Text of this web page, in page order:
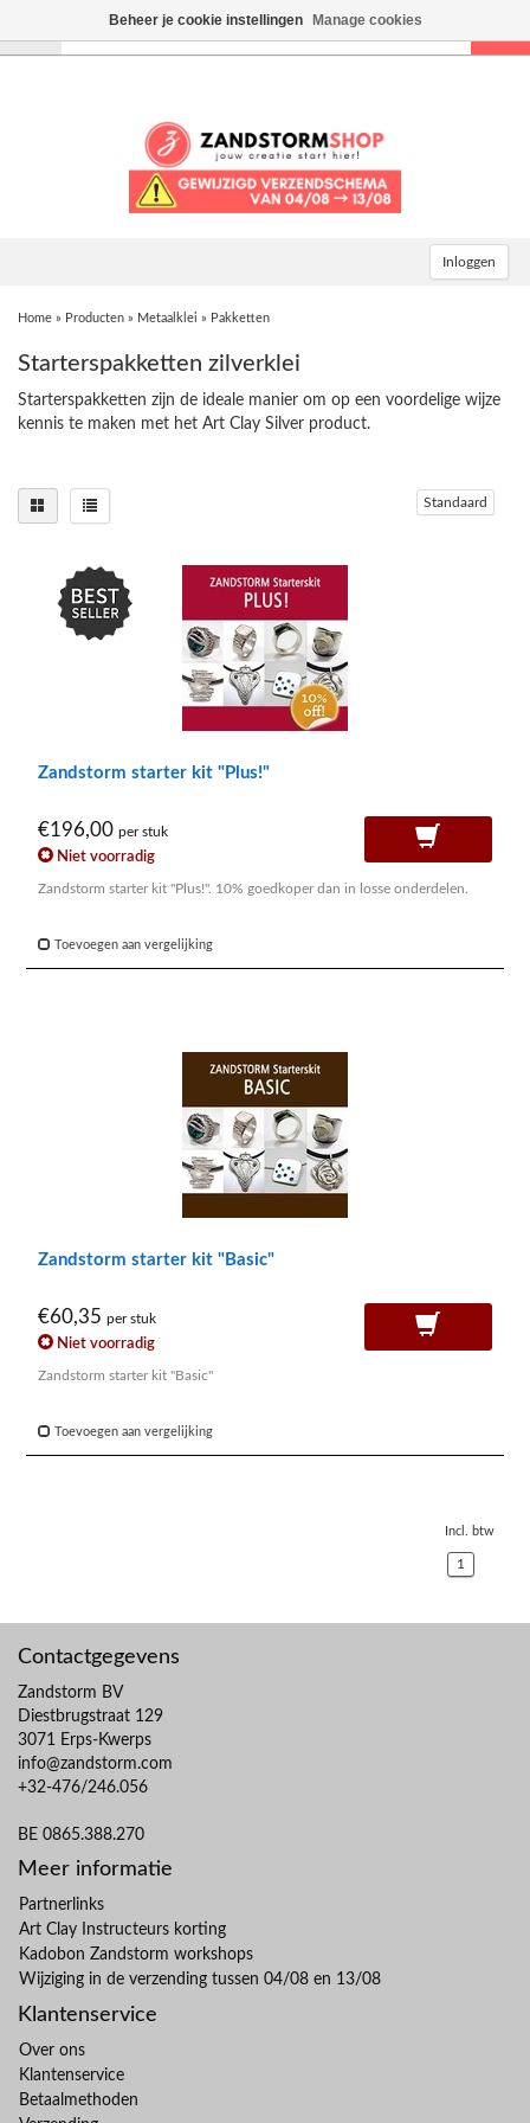
Inloggen
Home » Producten » Metaalklei » Pakketten
Starterspakketten zilverklei
Starterspakketten zijn de ideale manier om op een voordelige wijze
kennis te maken met het Art Clay Silver product.
Standaard
Zandstorm starter kit "Plus!"
€196,00 per stuk
Niet voorradig
Zandstorm starter kit "Plus!". 10% goedkoper dan in losse onderdelen.
Toevoegen aan vergelijking
Zandstorm starter kit "Basic"
€60,35 per stuk
Niet voorradig
Zandstorm starter kit "Basic"
Toevoegen aan vergelijking
Incl. btw
1
Contactgegevens
Zandstorm BV
Diestbrugstraat 129
3071 Erps-Kwerps
info@zandstorm.com
+32-476/246.056
BE 0865.388.270
Meer informatie
Partnerlinks
Art Clay Instructeurs korting
Kadobon Zandstorm workshops
Wijziging in de verzending tussen 04/08 en 13/08
Klantenservice
Over ons
Klantenservice
Betaalmethoden
Beheer je cookie instellingen Manage cookies